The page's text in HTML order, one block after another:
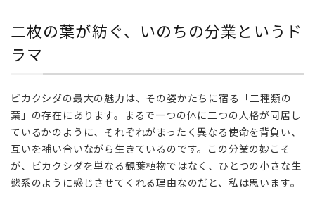
いの
ちの
分業
ラマ
2.1
貯水
葉
（外
套
二枚の葉が紡ぐ、いのちの分業というド
ラマ
ビカクシダの最大の魅力は、その姿かたちに宿る「二種類の
葉」の存在にあります。まるで一つの体に二つの人格が同居し
ているかのように、それぞれがまったく異なる使命を背負い、
互いを補い合いながら生きているのです。この分業の妙こそ
が、ビカクシダを単なる観葉植物ではなく、ひとつの小さな生
態系のように感じさせてくれる理由なのだと、私は思います。